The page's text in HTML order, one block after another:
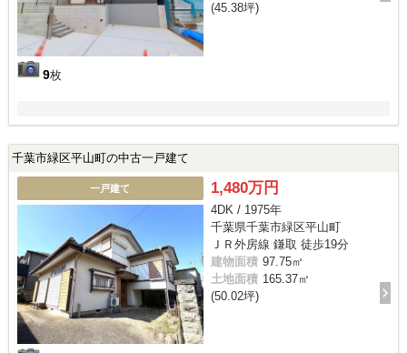
9枚
(45.38坪)
千葉市緑区平山町の中古一戸建て
一戸建て 1,480万円
4DK / 1975年
千葉県千葉市緑区平山町
ＪＲ外房線 鎌取 徒歩19分
建物面積 97.75㎡
土地面積 165.37㎡
(50.02坪)